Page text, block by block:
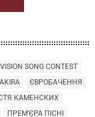
SONG CONTEST
ЄВРОБАЧЕННЯ
КАМЕНСКИХ
ПРЕМ'ЄРА ПІСНІ